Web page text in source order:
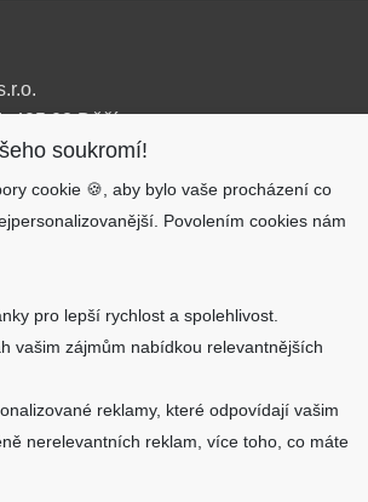
405 02 Děčín
elektrozařízení
soukromí!
cookie 🍪, aby bylo vaše procházení co
Povolením cookies nám
pro lepší rychlost a spolehlivost.
vašim zájmům nabídkou relevantnějších
reklamy, které odpovídají vašim
nerelevantních reklam, více toho, co máte